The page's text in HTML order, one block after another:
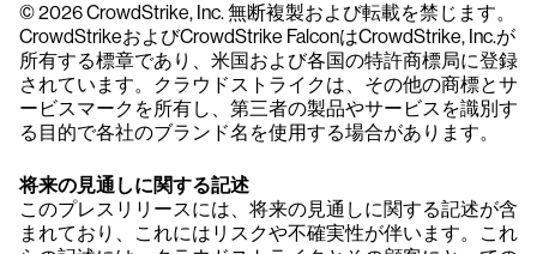
© 2026 CrowdStrike, Inc. 無断複製および転載を禁じます。
CrowdStrikeおよびCrowdStrike FalconはCrowdStrike, Inc.が
所有する標章であり、米国および各国の特許商標局に登録
されています。クラウドストライクは、その他の商標とサ
ービスマークを所有し、第三者の製品やサービスを識別す
る目的で各社のブランド名を使用する場合があります。
将来の見通しに関する記述
このプレスリリースには、将来の見通しに関する記述が含
まれており、これにはリスクや不確実性が伴います。これ